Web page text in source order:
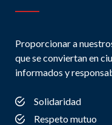
Proporcionar a
que se conviertan en
informados y
Solidaridad
Respeto mutuo